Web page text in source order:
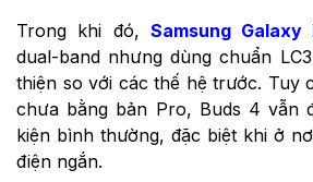
Trong khi đó, Samsung Galaxy
dual-band nhưng dùng chuẩn
thiện so với các thế hệ trước. Tuy
chưa bằng bản Pro, Buds 4 vẫn
kiện bình thường, đặc biệt khi ở
điện ngắn.